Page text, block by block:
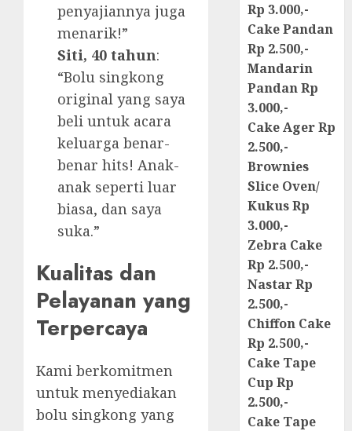
penyajiannya juga
menarik!”
Siti, 40 tahun:
“Bolu singkong
original yang saya
beli untuk acara
keluarga benar-
benar hits! Anak-
anak seperti luar
biasa, dan saya
suka.”
Kualitas dan
Pelayanan yang
Terpercaya
Kami berkomitmen
untuk menyediakan
bolu singkong yang
Rp 3.000,-
Cake Pandan
Rp 2.500,-
Mandarin
Pandan Rp
3.000,-
Cake Ager Rp
2.500,-
Brownies
Slice Oven/
Kukus Rp
3.000,-
Zebra Cake
Rp 2.500,-
Nastar Rp
2.500,-
Chiffon Cake
Rp 2.500,-
Cake Tape
Cup Rp
2.500,-
Cake Tape